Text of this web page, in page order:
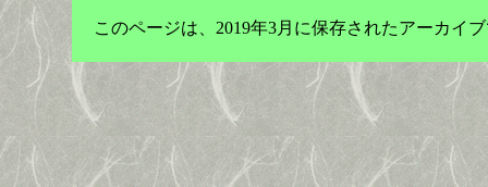
このページは、2019年3月に保存されたアーカイ